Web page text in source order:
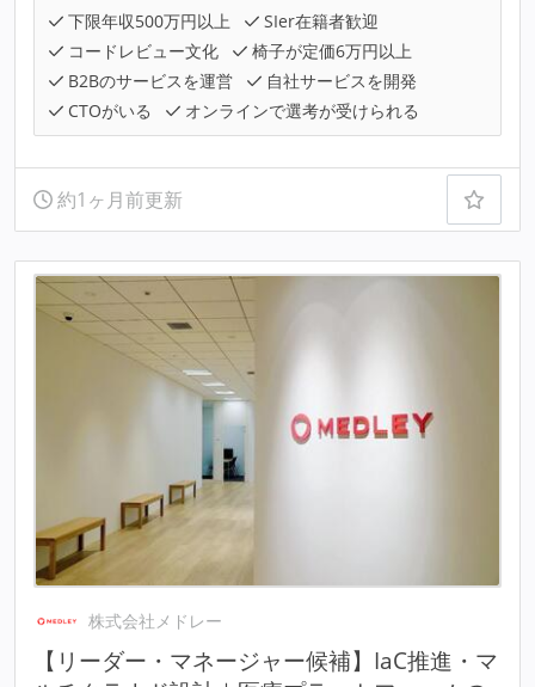
下限年収500万円以上
SIer在籍者歓迎
コードレビュー文化
椅子が定価6万円以上
B2Bのサービスを運営
自社サービスを開発
CTOがいる
オンラインで選考が受けられる
約1ヶ月前更新
株式会社メドレー
【リーダー・マネージャー候補】IaC推進・マ